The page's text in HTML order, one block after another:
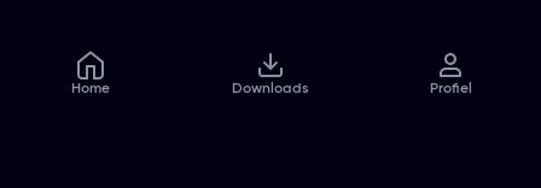
Home Downloads Profiel